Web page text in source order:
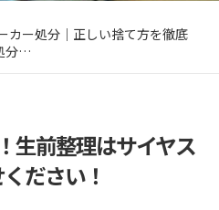
カー処分｜正しい捨て方を徹底
分…
処分方法を徹底解説！正しい捨
ル…
生前整理はサイヤス
ださい！